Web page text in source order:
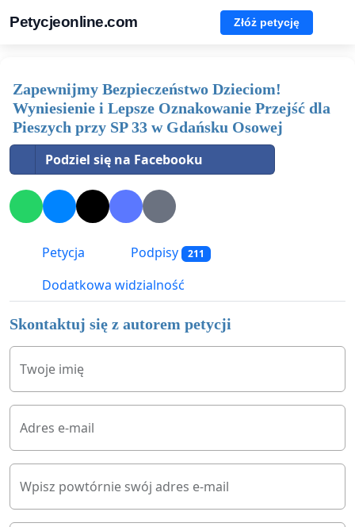
Petycjeonline.com Złóż petycję
Zapewnijmy Bezpieczeństwo Dzieciom!
Wyniesienie i Lepsze Oznakowanie Przejść dla
Pieszych przy SP 33 w Gdańsku Osowej
Podziel się na Facebooku
Petycja Podpisy 211
Dodatkowa widzialność
Skontaktuj się z autorem petycji
Twoje imię
Adres e-mail
Wpisz powtórnie swój adres e-mail